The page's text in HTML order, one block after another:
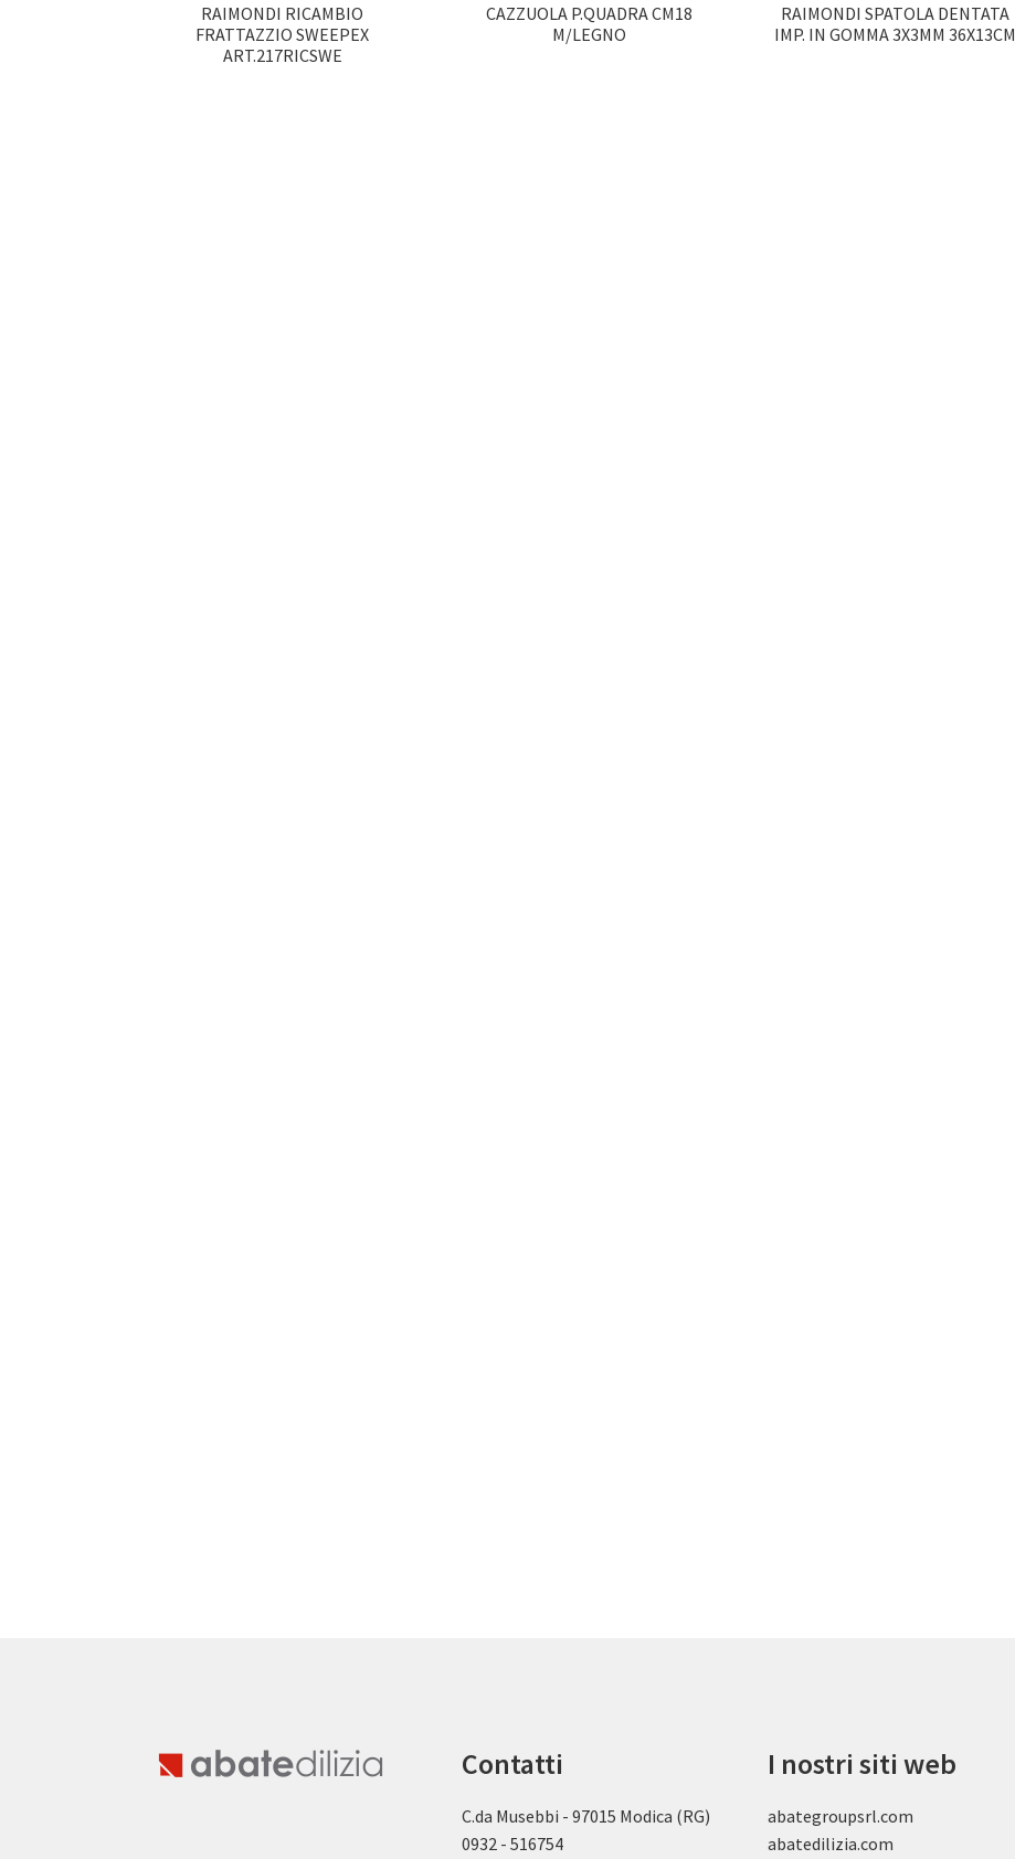
RAIMONDI RICAMBIO
FRATTAZZIO SWEEPEX
ART.217RICSWE
CAZZUOLA P.QUADRA CM18
M/LEGNO
RAIMONDI SPATOLA DENTATA
IMP. IN GOMMA 3X3MM 36X13CM
Contatti
C.da Musebbi - 97015 Modica (RG)
0932 - 516754
I nostri siti web
abategroupsrl.com
abatedilizia.com